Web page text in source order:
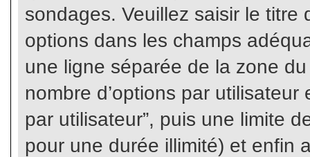
sondages. Veuillez saisir le
options dans les champs
une ligne séparée de la zone
nombre d’options par
par utilisateur”, puis une limite
pour une durée illimité) et enfin